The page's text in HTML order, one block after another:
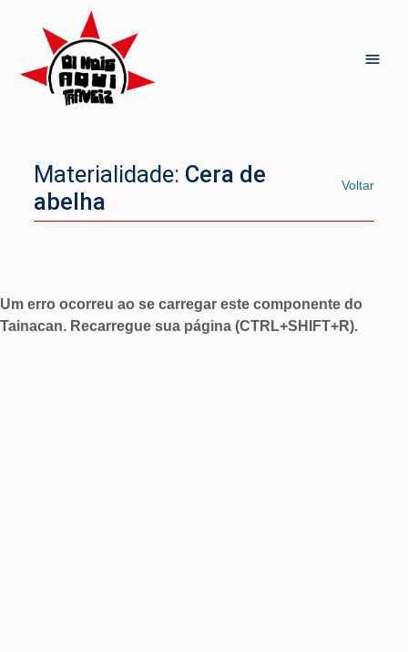
Materialidade: Cera de
abelha
Voltar
Um erro ocorreu ao se carregar este componente do
Tainacan. Recarregue sua página (CTRL+SHIFT+R).